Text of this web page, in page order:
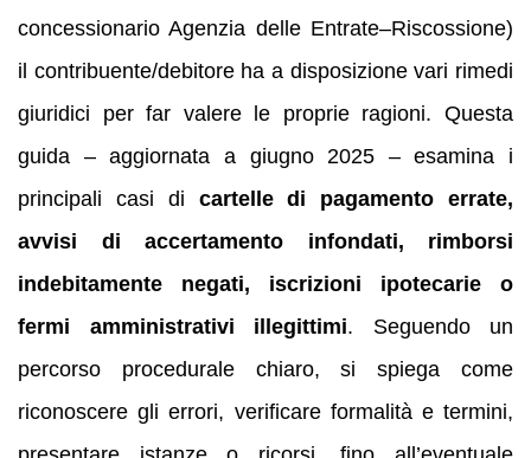
concessionario Agenzia delle Entrate–Riscossione)
il contribuente/debitore ha a disposizione vari rimedi
giuridici per far valere le proprie ragioni. Questa
guida – aggiornata a giugno 2025 – esamina i
principali casi di cartelle di pagamento errate,
avvisi di accertamento infondati, rimborsi
indebitamente negati, iscrizioni ipotecarie o
fermi amministrativi illegittimi. Seguendo un
percorso procedurale chiaro, si spiega come
riconoscere gli errori, verificare formalità e termini,